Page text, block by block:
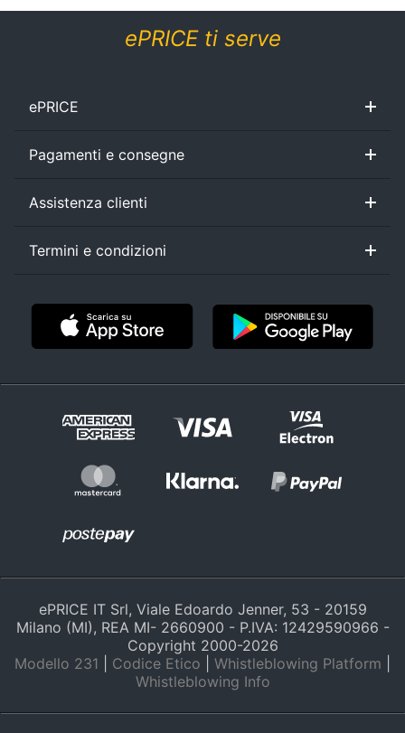
ePRICE ti serve
ePRICE
Pagamenti e consegne
Assistenza clienti
Termini e condizioni
ePRICE IT Srl, Viale Edoardo Jenner, 53 - 20159
Milano (MI), REA MI- 2660900 - P.IVA: 12429590966 -
Copyright 2000-2026
Modello 231
Codice Etico Whistleblowing Platform
Whistleblowing Info